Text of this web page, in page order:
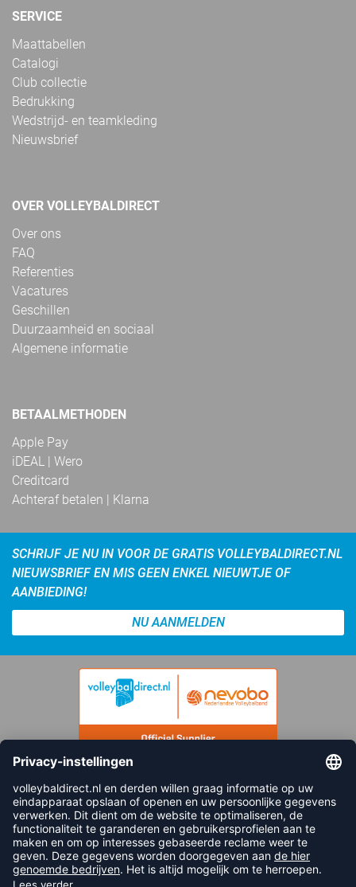
SERVICE
Maattabellen
Catalogi
Club collectie
Bedrukking
Wedstrijd- en teamkleding
Nieuwsbrief
OVER VOLLEYBALDIRECT
Over ons
FAQ
Referenties
Vacatures
Geschillen
Duurzaamheid en sociaal
Algemene informatie
BETAALMETHODEN
Apple Pay
iDEAL | Wero
Creditcard
Achteraf betalen | Klarna
SCHRIJF JE NU IN VOOR DE GRATIS VOLLEYBALDIRECT.NL
NIEUWSBRIEF EN MIS GEEN ENKEL NIEUWTJE OF
AANBIEDING!
NU AANMELDEN
FOLLOW US